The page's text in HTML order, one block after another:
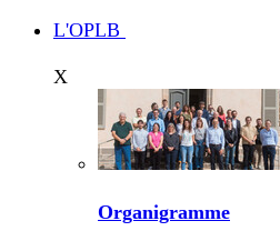
L'OPLB
X
Organigramme